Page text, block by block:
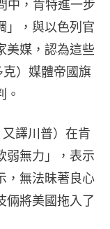
中，肯特進一步
」，與以色列官
美媒，認為這些
）媒體帝國旗
。
譯川普）在肯
弱無力」，表示
，無法昧著良心
倆將美國拖入了